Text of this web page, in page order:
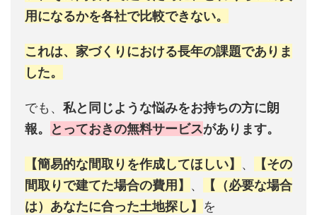
用になるかを各社で比較できない。
これは、家づくりにおける長年の課題でありま
した。
でも、 私と同じような悩みをお持ちの方に朗
報。
とっておきの無料サービスがあります。
【簡易的な間取りを作成してほしい】 、
【その
間取りで建てた場合の費用】 、
【（必要な場合
は）あなたに合った土地探し】 を